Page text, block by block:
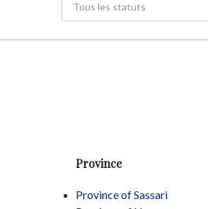
Tous les statuts
Province
Province of Sassari